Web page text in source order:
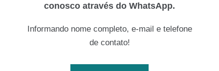
conosco através do WhatsApp.
Informando nome completo, e-mail e telefone
de contato!